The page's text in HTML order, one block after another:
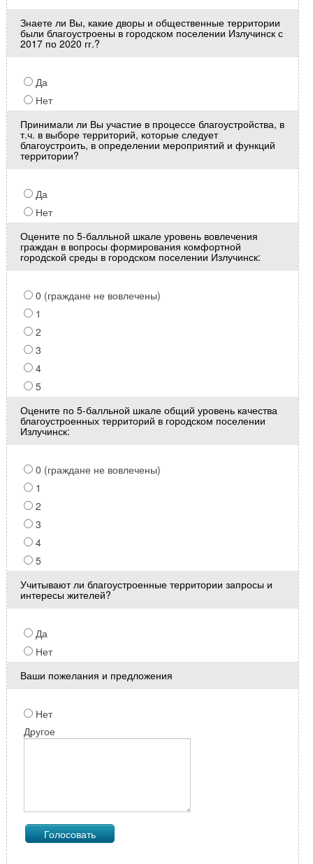
Знаете ли Вы, какие дворы и общественные территории
были благоустроены в городском поселении Излучинск с
2017 по 2020 гг.?
Да
Нет
Принимали ли Вы участие в процессе благоустройства, в
т.ч. в выборе территорий, которые следует
благоустроить, в определении мероприятий и функций
территории?
Да
Нет
Оцените по 5-балльной шкале уровень вовлечения
граждан в вопросы формирования комфортной
городской среды в городском поселении Излучинск:
0 (граждане не вовлечены)
1
2
3
4
5
Оцените по 5-балльной шкале общий уровень качества
благоустроенных территорий в городском поселении
Излучинск:
0 (граждане не вовлечены)
1
2
3
4
5
Учитывают ли благоустроенные территории запросы и
интересы жителей?
Да
Нет
Ваши пожелания и предложения
Нет
Другое